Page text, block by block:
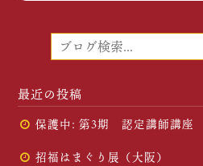
最近の投稿
保護中: 第3期 認定講師講座
招福はまぐり展（大阪）